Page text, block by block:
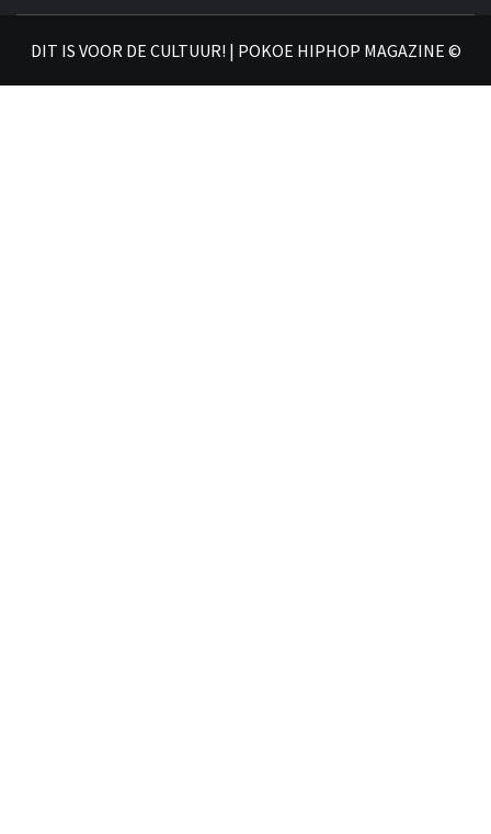
DIT IS VOOR DE CULTUUR! | POKOE HIPHOP MAGAZINE ©